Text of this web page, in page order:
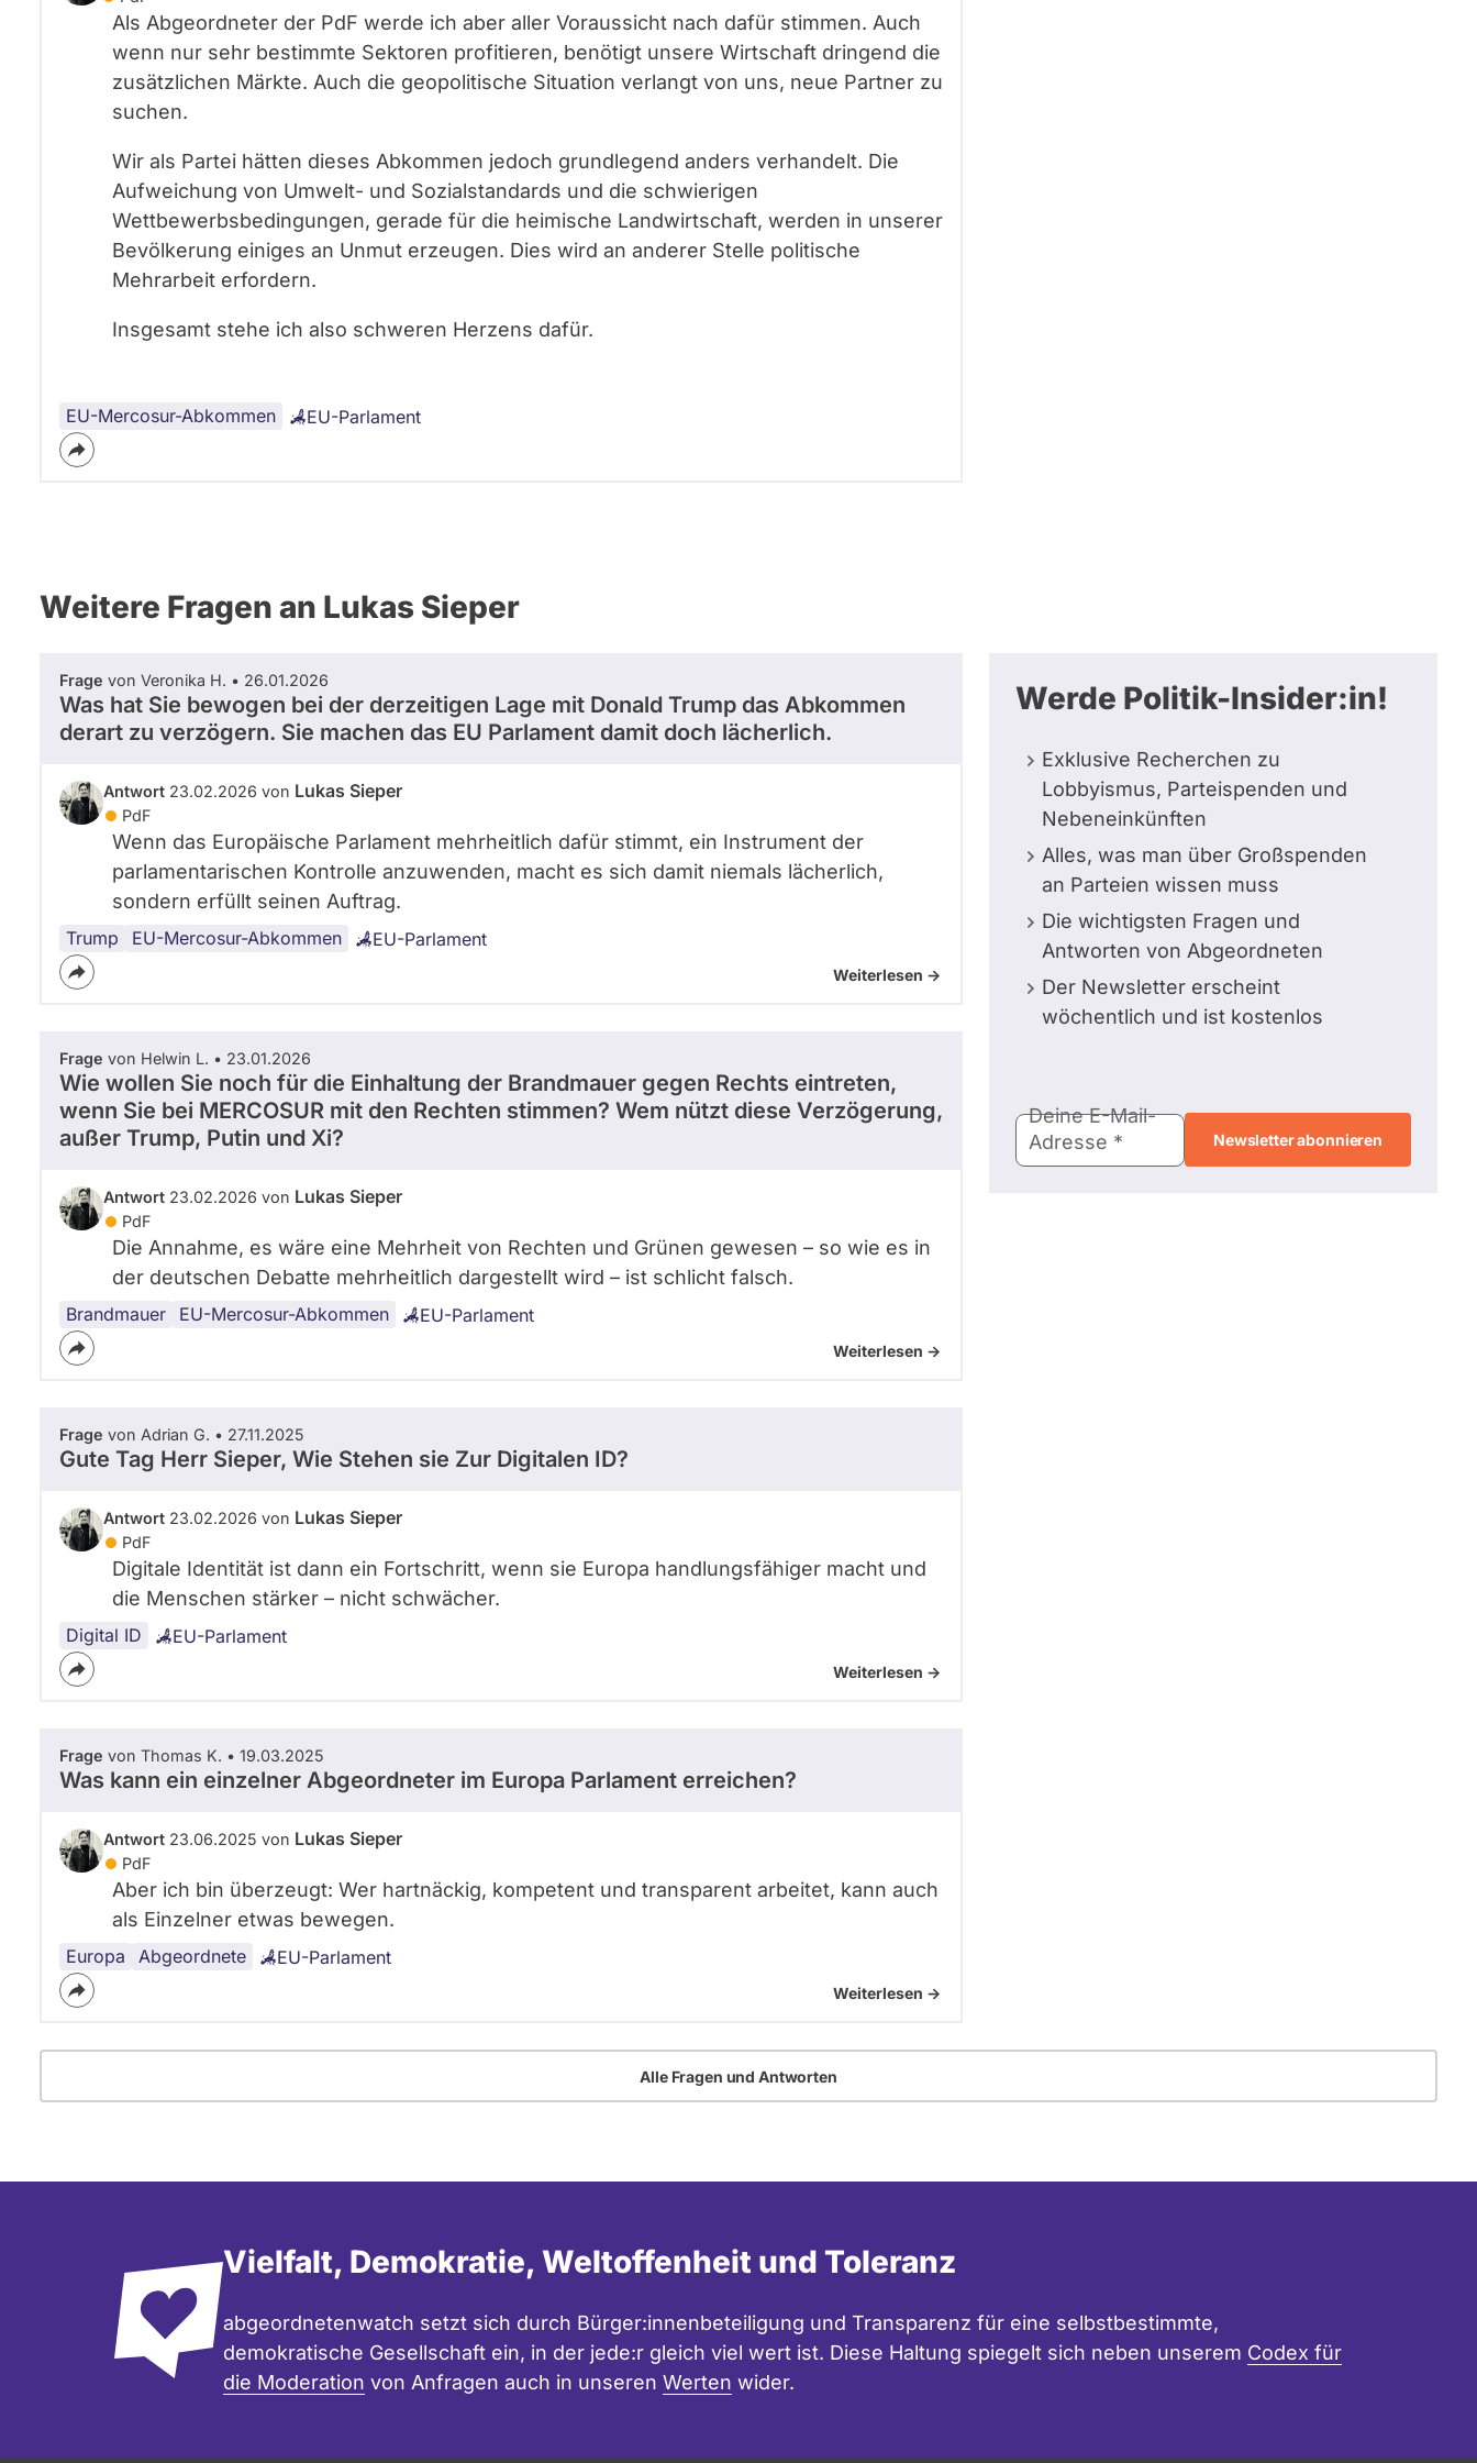
Als Abgeordneter der PdF werde ich aber aller Voraussicht nach dafür stimmen. Auch
wenn nur sehr bestimmte Sektoren profitieren, benötigt unsere Wirtschaft dringend die
zusätzlichen Märkte. Auch die geopolitische Situation verlangt von uns, neue Partner zu
suchen.
Wir als Partei hätten dieses Abkommen jedoch grundlegend anders verhandelt. Die
Aufweichung von Umwelt- und Sozialstandards und die schwierigen
Wettbewerbsbedingungen, gerade für die heimische Landwirtschaft, werden in unserer
Bevölkerung einiges an Unmut erzeugen. Dies wird an anderer Stelle politische
Mehrarbeit erfordern.
Insgesamt stehe ich also schweren Herzens dafür.
EU-Mercosur-Abkommen EU-Parlament
Weitere Fragen an Lukas Sieper
Frage von Veronika H. • 26.01.2026
Was hat Sie bewogen bei der derzeitigen Lage mit Donald Trump das Abkommen
derart zu verzögern. Sie machen das EU Parlament damit doch lächerlich.
Antwort 23.02.2026 von Lukas Sieper
PdF
Wenn das Europäische Parlament mehrheitlich dafür stimmt, ein Instrument der
parlamentarischen Kontrolle anzuwenden, macht es sich damit niemals lächerlich,
sondern erfüllt seinen Auftrag.
Trump EU-Mercosur-Abkommen EU-Parlament
Weiterlesen ->
Frage von Helwin L. • 23.01.2026
Wie wollen Sie noch für die Einhaltung der Brandmauer gegen Rechts eintreten,
wenn Sie bei MERCOSUR mit den Rechten stimmen? Wem nützt diese Verzögerung,
außer Trump, Putin und Xi?
Antwort 23.02.2026 von Lukas Sieper
PdF
Die Annahme, es wäre eine Mehrheit von Rechten und Grünen gewesen – so wie es in
der deutschen Debatte mehrheitlich dargestellt wird – ist schlicht falsch.
Brandmauer EU-Mercosur-Abkommen EU-Parlament
Weiterlesen ->
Frage von Adrian G. • 27.11.2025
Gute Tag Herr Sieper, Wie Stehen sie Zur Digitalen ID?
Antwort 23.02.2026 von Lukas Sieper
PdF
Digitale Identität ist dann ein Fortschritt, wenn sie Europa handlungsfähiger macht und
die Menschen stärker – nicht schwächer.
Digital ID EU-Parlament
Weiterlesen ->
Frage von Thomas K. • 19.03.2025
Was kann ein einzelner Abgeordneter im Europa Parlament erreichen?
Antwort 23.06.2025 von Lukas Sieper
PdF
Aber ich bin überzeugt: Wer hartnäckig, kompetent und transparent arbeitet, kann auch
als Einzelner etwas bewegen.
Europa Abgeordnete
EU-
Parlament
EU-Parlament
Weiterlesen ->
Werde Politik-Insider:in!
Exklusive Recherchen zu
Lobbyismus, Parteispenden und
Nebeneinkünften
Alles, was man über Großspenden
an Parteien wissen muss
Die wichtigsten Fragen und
Antworten von Abgeordneten
Der Newsletter erscheint
wöchentlich und ist kostenlos
Mail-
Adresse
Deine E-Mail-
Adresse
Alle Fragen und Antworten
Vielfalt, Demokratie, Weltoffenheit und Toleranz
abgeordnetenwatch setzt sich durch Bürger:innenbeteiligung und Transparenz für eine selbstbestimmte,
demokratische Gesellschaft ein, in der jede:r gleich viel wert ist. Diese Haltung spiegelt sich neben unserem Codex für
die Moderation von Anfragen auch in unseren Werten wider.